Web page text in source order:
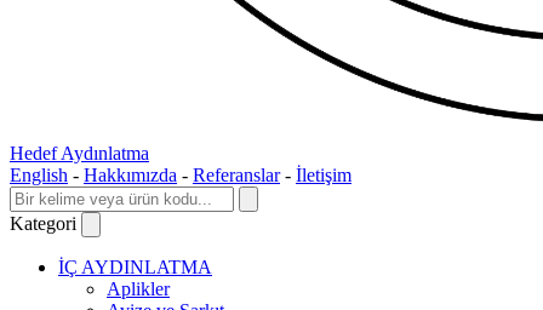
Hedef Aydınlatma
English - Hakkımızda - Referanslar - İletişim
Kategori
İÇ AYDINLATMA
Aplikler